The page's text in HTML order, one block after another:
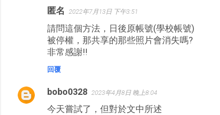
匿名 2022年7月13日 下午3:51
請問這個方法，日後原帳號(學校帳號)
被停權，那共享的那些照片會消失嗎?
非常感謝!!
回覆
bobo0328 2023年4月8日 晚上8:04
今天嘗試了，但對於文中所述